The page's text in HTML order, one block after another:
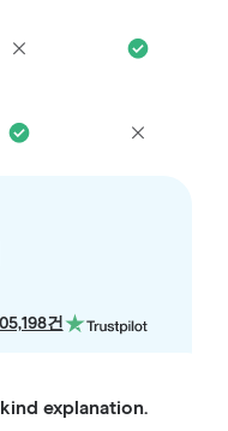
건
explanation.